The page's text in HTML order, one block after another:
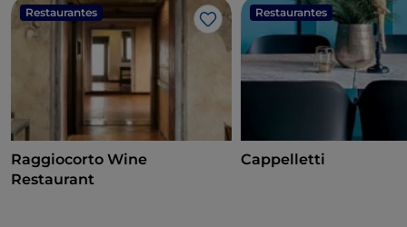
Restaurantes
Me gusta
Raggiocorto Wine
Restaurant
Restaurantes
Cappelletti